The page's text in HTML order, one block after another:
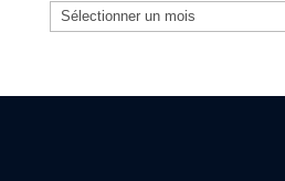
Archives